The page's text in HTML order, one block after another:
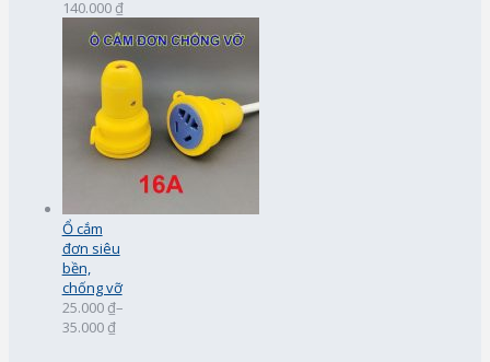
140.000 ₫
Ổ cắm
đơn siêu
bền,
chống vỡ
25.000 ₫–
35.000 ₫